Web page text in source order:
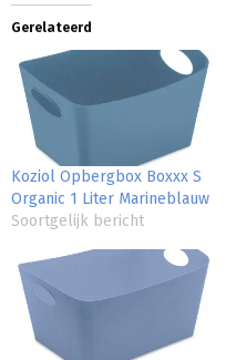
Gerelateerd
Koziol Opbergbox Boxxx S
Organic 1 Liter Marineblauw
Soortgelijk bericht